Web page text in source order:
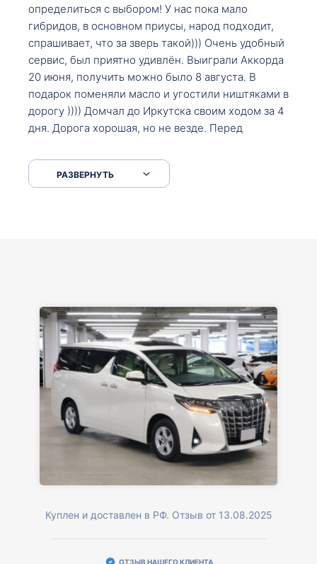
определиться с выбором! У нас пока мало
гибридов, в основном приусы, народ подходит,
спрашивает, что за зверь такой))) Очень удобный
сервис, был приятно удивлён. Выиграли Аккорда
20 июня, получить можно было 8 августа. В
подарок поменяли масло и угостили ништяками в
дорогу )))) Домчал до Иркутска своим ходом за 4
дня. Дорога хорошая, но не везде. Перед
серпантинах по пути следования.
РАЗВЕРНУТЬ
Куплен и доставлен в РФ. Отзыв от 13.08.2025
ОТЗЫВ НАШЕГО КЛИЕНТА